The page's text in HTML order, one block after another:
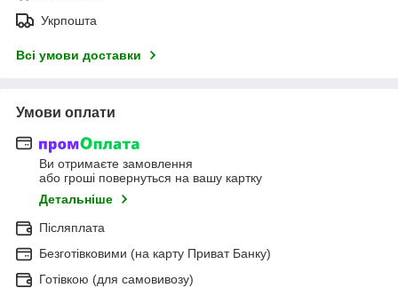
Укрпошта
Всі умови доставки
Умови оплати
Ви отримаєте замовлення
або гроші повернуться на вашу картку
Детальніше
Післяплата
Безготівковими (на карту Приват Банку)
Готівкою (для самовивозу)